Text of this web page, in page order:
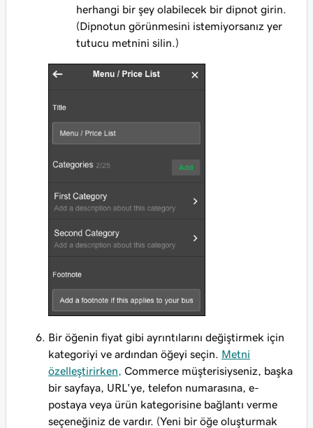
herhangi bir şey olabilecek bir dipnot girin.
(Dipnotun görünmesini istemiyorsanız yer
tutucu metnini silin.)
Bir öğenin fiyat gibi ayrıntılarını değiştirmek için
kategoriyi ve ardından öğeyi seçin. Metni
özelleştirirken, Commerce müşterisiyseniz, başka
bir sayfaya, URL'ye, telefon numarasına, e-
postaya veya ürün kategorisine bağlantı verme
seçeneğiniz de vardır. (Yeni bir öğe oluşturmak